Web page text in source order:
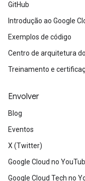
GitHub
Introdução ao Google
Exemplos de código
Centro de arquitetura
Treinamento e
Envolver
Blog
Eventos
X (Twitter)
Google Cloud no
Google Cloud Tech no